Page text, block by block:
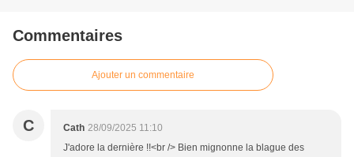
Commentaires
Ajouter un commentaire
C Cath 28/09/2025 11:10
J'adore la dernière !!<br /> Bien mignonne la blague des